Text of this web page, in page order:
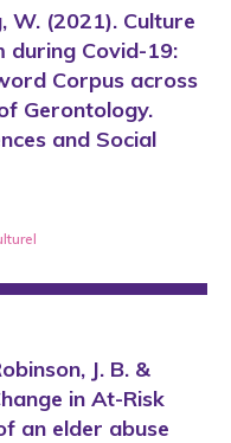
W. (2021). Culture
during Covid-19:
Corpus across
Gerontology.
and Social
J. B. &
in At-Risk
an elder abuse